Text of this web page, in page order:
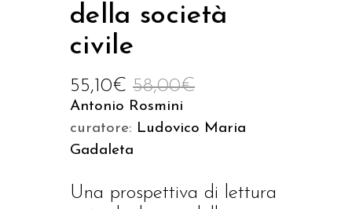
della società
civile
58,00€
55,10€
Antonio Rosmini
curatore: Ludovico Maria
Gadaleta
Una prospettiva di lettura